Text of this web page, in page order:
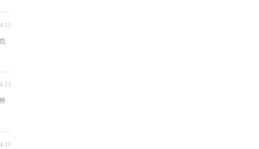
13
13
13